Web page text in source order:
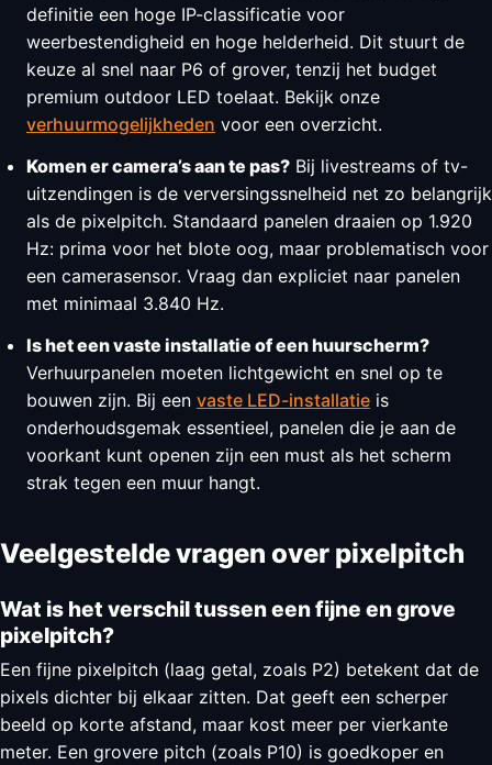
definitie een hoge IP-classificatie voor
weerbestendigheid en hoge helderheid. Dit stuurt de
keuze al snel naar P6 of grover, tenzij het budget
premium outdoor LED toelaat. Bekijk onze
verhuurmogelijkheden voor een overzicht.
Komen er camera’s aan te pas? Bij livestreams of tv-
uitzendingen is de verversingssnelheid net zo belangrijk
als de pixelpitch. Standaard panelen draaien op 1.920
Hz: prima voor het blote oog, maar problematisch voor
een camerasensor. Vraag dan expliciet naar panelen
met minimaal 3.840 Hz.
Is het een vaste installatie of een huurscherm?
Verhuurpanelen moeten lichtgewicht en snel op te
bouwen zijn. Bij een vaste LED-installatie is
onderhoudsgemak essentieel, panelen die je aan de
voorkant kunt openen zijn een must als het scherm
strak tegen een muur hangt.
Veelgestelde vragen over pixelpitch
Wat is het verschil tussen een fijne en grove
pixelpitch?
Een fijne pixelpitch (laag getal, zoals P2) betekent dat de
pixels dichter bij elkaar zitten. Dat geeft een scherper
beeld op korte afstand, maar kost meer per vierkante
meter. Een grovere pitch (zoals P10) is goedkoper en